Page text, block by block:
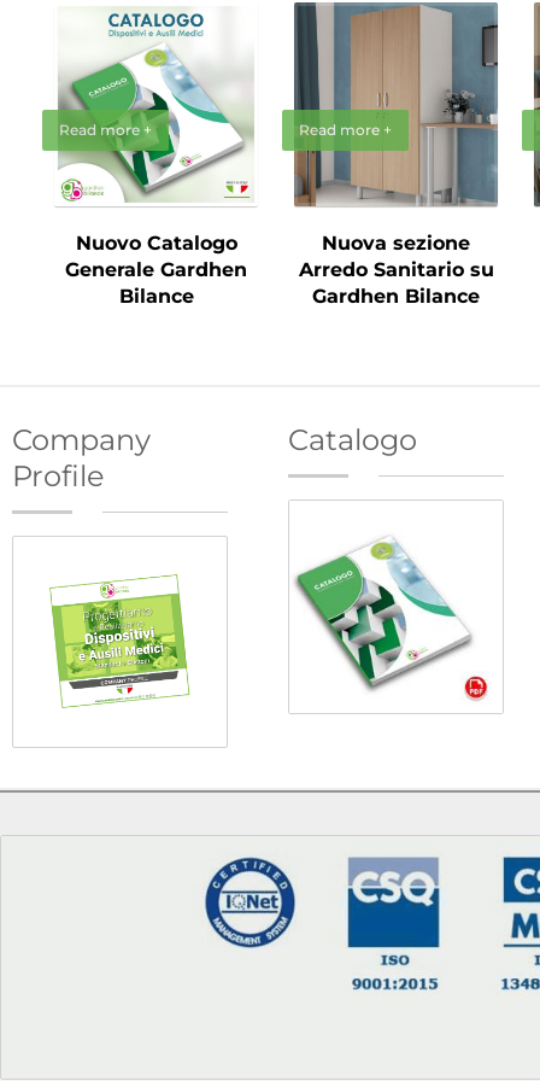
Read more +
Nuovo Catalogo
Generale Gardhen
Bilance
Read more +
Nuova sezione
Arredo Sanitario su
Gardhen Bilance
Company
Profile
Catalogo